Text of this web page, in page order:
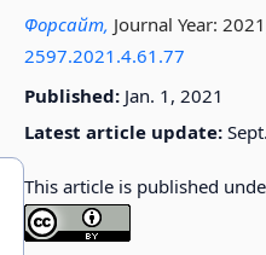
Форсайт, Journal Year:
2597.2021.4.61.77
Published:Jan. 1, 2021
Latest article update:
This article is published